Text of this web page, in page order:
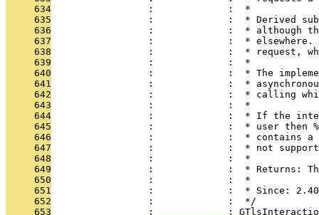
     634
                 :             :  *
     635
:             :  * Derived
     636
:             :  * although
     637
:             :  *
     638
:             :  * request,
     639
                 :             :  *
     640
:             :  * The
     641
:             :  *
     642
:             :  * calling
     643
                 :             :  *
     644
:             :  * If the
     645
:             :  * user then
     646
:             :  * contains
     647
:             :  * not
     648
                 :             :  *
     649
:             :  * Returns:
     650
                 :             :  *
     651
                 :             :  * Since: 2.40
     652
                 :             :  */
     653
:             :